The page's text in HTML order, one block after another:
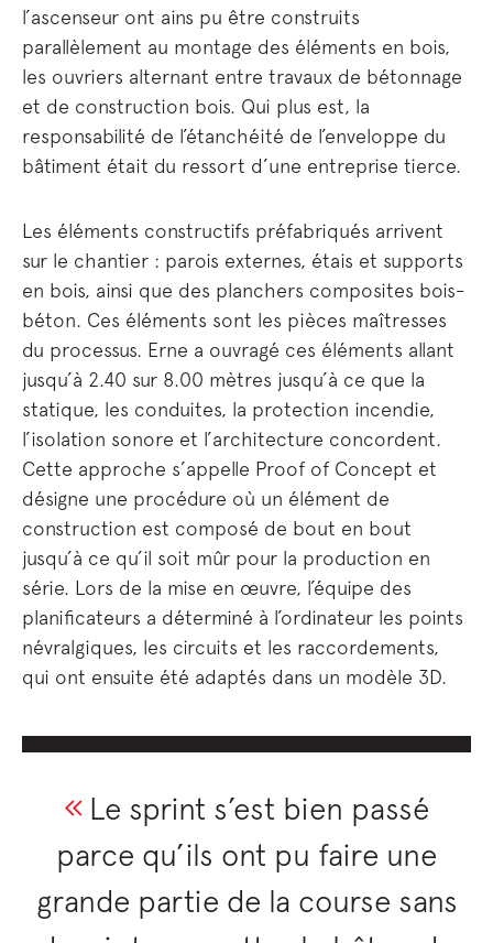
l’ascenseur ont ains pu être construits
parallèlement au montage des éléments en bois,
les ouvriers alternant entre travaux de bétonnage
et de construction bois. Qui plus est, la
responsabilité de l’étanchéité de l’enveloppe du
bâtiment était du ressort d’une entreprise tierce.
Les éléments constructifs préfabriqués arrivent
sur le chantier : parois externes, étais et supports
en bois, ainsi que des planchers composites bois-
béton. Ces éléments sont les pièces maîtresses
du processus. Erne a ouvragé ces éléments allant
jusqu’à 2.40 sur 8.00 mètres jusqu’à ce que la
statique, les conduites, la protection incendie,
l’isolation sonore et l’architecture concordent.
Cette approche s’appelle Proof of Concept et
désigne une procédure où un élément de
construction est composé de bout en bout
jusqu’à ce qu’il soit mûr pour la production en
série. Lors de la mise en œuvre, l’équipe des
planificateurs a déterminé à l’ordinateur les points
névralgiques, les circuits et les raccordements,
qui ont ensuite été adaptés dans un modèle 3D.
Le sprint s’est bien passé
parce qu’ils ont pu faire une
grande partie de la course sans